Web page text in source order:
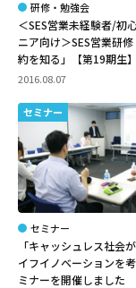
研修・勉強会
＜SES営業未経験者/初
ニア向け＞SES営業研
約を知る」【第19期生】
2016.08.07
セミナー
セミナー
「キャッシュレス社会
イフイノベーションを
ミナーを開催しました